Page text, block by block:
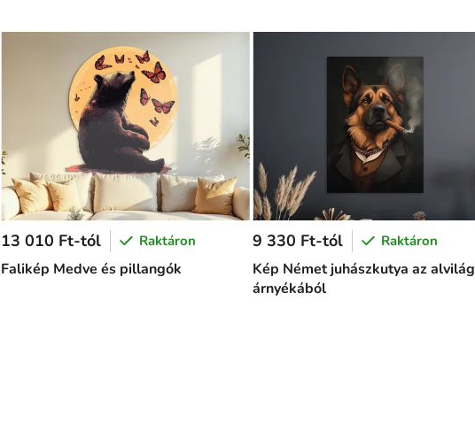
Falikép Medve és pillangók
13 010 Ft-tól Raktáron
Kép Német juhászkutya az alvilág
árnyékából
9 330 Ft-tól Raktáron